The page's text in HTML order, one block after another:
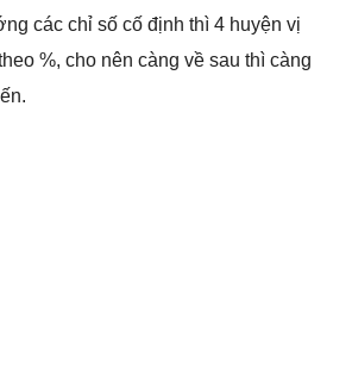
các chỉ số cố định thì 4 huyện vị
%, cho nên càng về sau thì càng